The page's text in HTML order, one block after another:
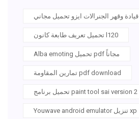
قيادة وقهر الجنرالات ايزو تحميل مجاني
تحميل تعريف طابعة كانون l120
Alba emoting تحميل pdf مجاناً
تمارين المقاومة pdf download
Youwave android emulator تنزيل xp